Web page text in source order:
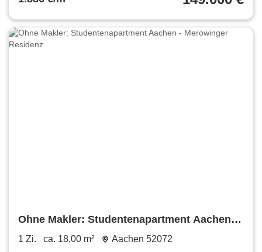
Ohne Makler: Studentenapartment Aachen -
Merowinger Residenz
1 Zi. ca. 18,00 m² Aachen 52072